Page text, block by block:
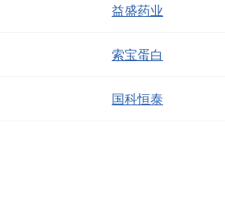
益盛药业
索宝蛋白
国科恒泰